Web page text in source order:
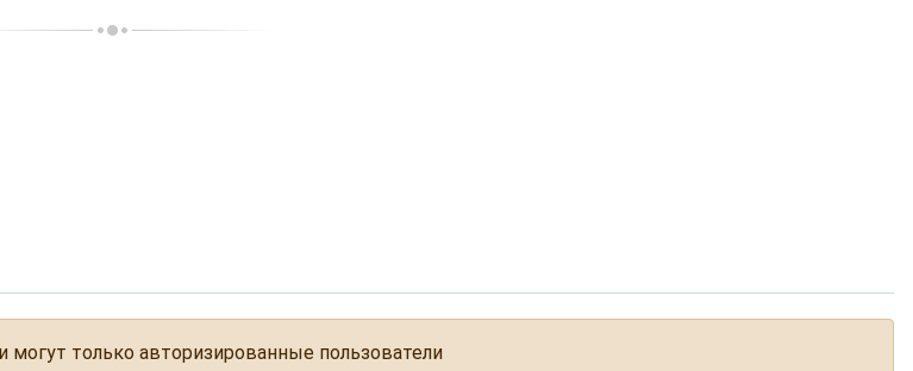
только авторизированные пользователи